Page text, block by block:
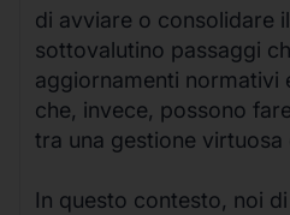
di avviare o consolidare
sottovalutino passaggi
aggiornamenti normativi
che, invece, possono
tra una gestione
In questo contesto, noi